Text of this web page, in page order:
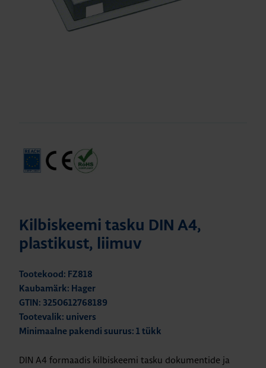
Kilbiskeemi tasku DIN A4,
plastikust, liimuv
Tootekood: FZ818
Kaubamärk: Hager
GTIN: 3250612768189
Tootevalik: univers
Minimaalne pakendi suurus: 1 tükk
DIN A4 formaadis kilbiskeemi tasku dokumentide ja